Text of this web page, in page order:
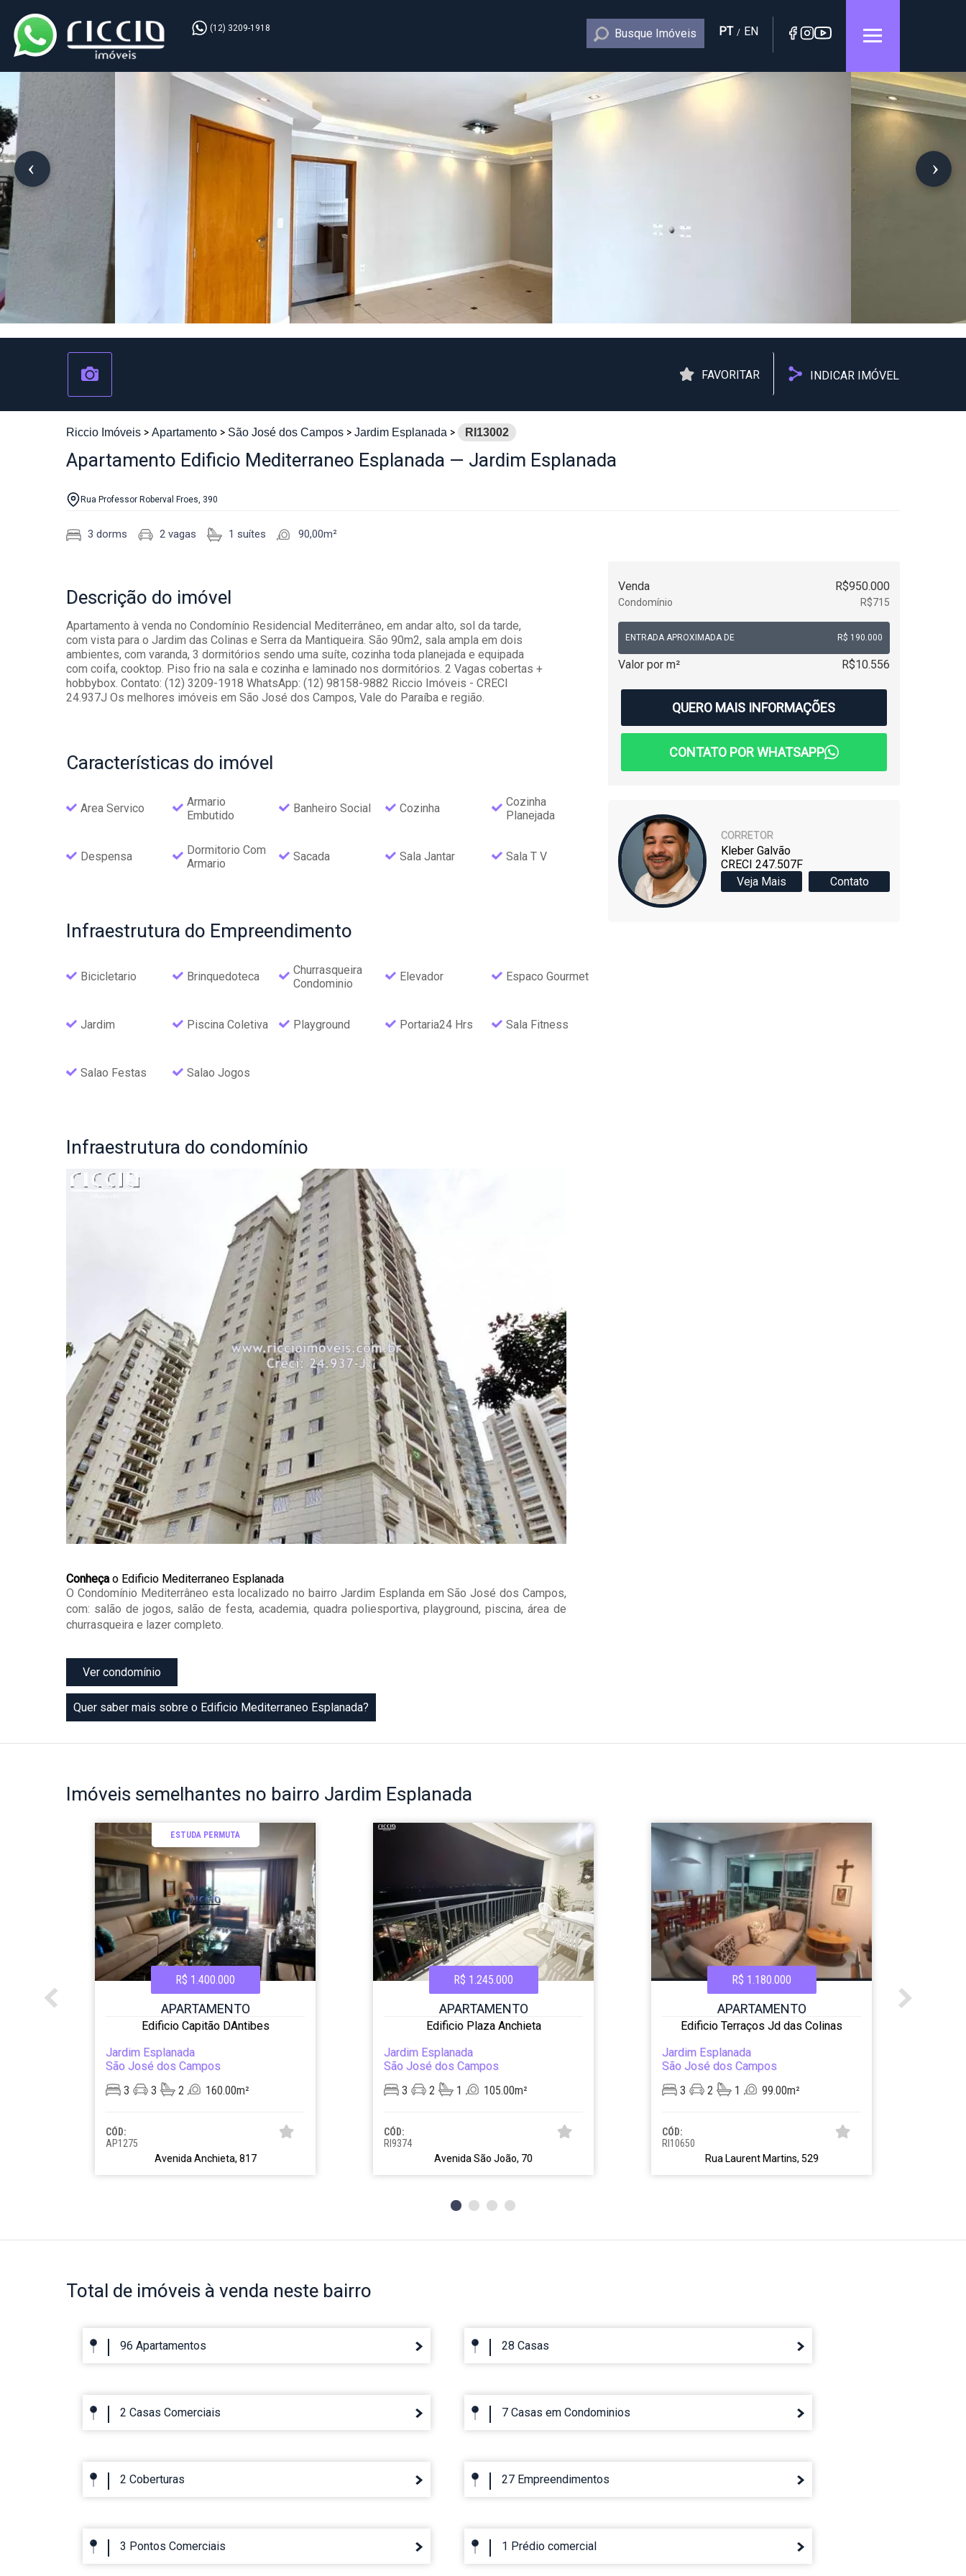
(12) 3209-1918 Busque Imóveis PT / EN
FAVORITAR INDICAR IMÓVEL
Riccio Imóveis Apartamento São José dos Campos Jardim Esplanada RI13002
Apartamento Edificio Mediterraneo Esplanada — Jardim Esplanada
Rua Professor Roberval Froes, 390
3 dorms 2 vagas 1 suítes 90,00m²
Venda R$950.000
Condomínio R$715
ENTRADA APROXIMADA DE R$ 190.000
Valor por m² R$10.556
QUERO MAIS INFORMAÇÕES
CONTATO POR WHATSAPP
CORRETOR
Kleber Galvão
CRECI 247.507F
Veja Mais
Contato
Descrição do imóvel
Apartamento à venda no Condomínio Residencial Mediterrâneo, em andar alto, sol da tarde,
com vista para o Jardim das Colinas e Serra da Mantiqueira. São 90m2, sala ampla em dois
ambientes, com varanda, 3 dormitórios sendo uma suíte, cozinha toda planejada e equipada
com coifa, cooktop. Piso frio na sala e cozinha e laminado nos dormitórios. 2 Vagas cobertas +
hobbybox. Contato: (12) 3209-1918 WhatsApp: (12) 98158-9882 Riccio Imóveis - CRECI
24.937J Os melhores imóveis em São José dos Campos, Vale do Paraíba e região.
Características do imóvel
Area Servico
Armario
Embutido
Banheiro Social Cozinha
Cozinha
Planejada
Despensa
Dormitorio Com
Armario
Sacada Sala Jantar Sala T V
Infraestrutura do Empreendimento
Bicicletario Brinquedoteca
Churrasqueira
Condominio
Elevador Espaco Gourmet
Jardim Piscina Coletiva Playground Portaria24 Hrs Sala Fitness
Salao Festas Salao Jogos
Infraestrutura do condomínio
Conheçao Edificio Mediterraneo Esplanada
O Condomínio Mediterrâneo esta localizado no bairro Jardim Esplanda em São José dos Campos,
com: salão de jogos, salão de festa, academia, quadra poliesportiva, playground, piscina, área de
churrasqueira e lazer completo.
Ver condomínio
Quer saber mais sobre o Edificio Mediterraneo Esplanada?
Imóveis semelhantes no bairro Jardim Esplanada
ESTUDA PERMUTA
R$ 1.400.000
APARTAMENTO
Edificio Capitão DAntibes
Jardim Esplanada
São José dos Campos
3
3 2 160.00m²
CÓD:
AP1275
Avenida Anchieta, 817
R$ 1.245.000
APARTAMENTO
Edificio Plaza Anchieta
Jardim Esplanada
São José dos Campos
3
2 1 105.00m²
CÓD:
RI9374
Avenida São João, 70
R$ 1.180.000
APARTAMENTO
Edificio Terraços Jd das Colinas
Jardim Esplanada
São José dos Campos
3
2 1 99.00m²
CÓD:
RI10650
Rua Laurent Martins, 529
Total de imóveis à venda neste bairro
96 Apartamentos 28 Casas
2 Casas Comerciais 7 Casas em Condominios
2 Coberturas 27 Empreendimentos
3 Pontos Comerciais 1 Prédio comercial